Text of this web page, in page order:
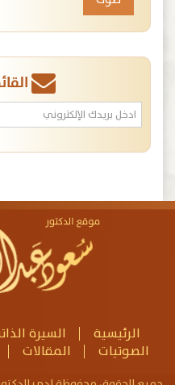
الرئيسية السيرة
الصوتيات
المقالات